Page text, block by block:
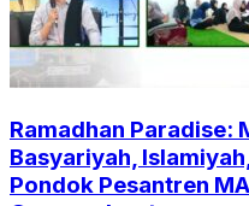
Ramadhan Paradise:
Basyariyah,
Pondok Pesantren